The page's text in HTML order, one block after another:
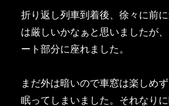
折り返し列車到着後、徐々に前
は厳しいかなぁと思いましたが
ート部分に座れました。
まだ外は暗いので車窓は楽しめ
眠ってしまいました。それなり